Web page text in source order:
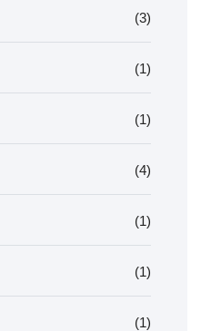
(3)
(1)
(1)
(4)
(1)
(1)
(1)